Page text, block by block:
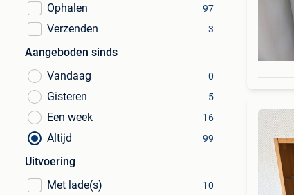
Ophalen
97
Verzenden 3
Aangeboden sinds
Vandaag
0
Gisteren 5
Een week 16
Altijd 99
Uitvoering
Met lade(s)
10